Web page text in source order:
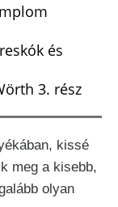
és
3. rész
kissé
meg a kisebb,
olyan